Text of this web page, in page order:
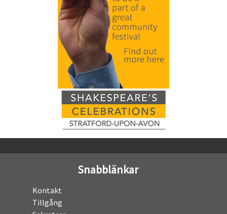
Snabblänkar
Kontakt
Tillgång